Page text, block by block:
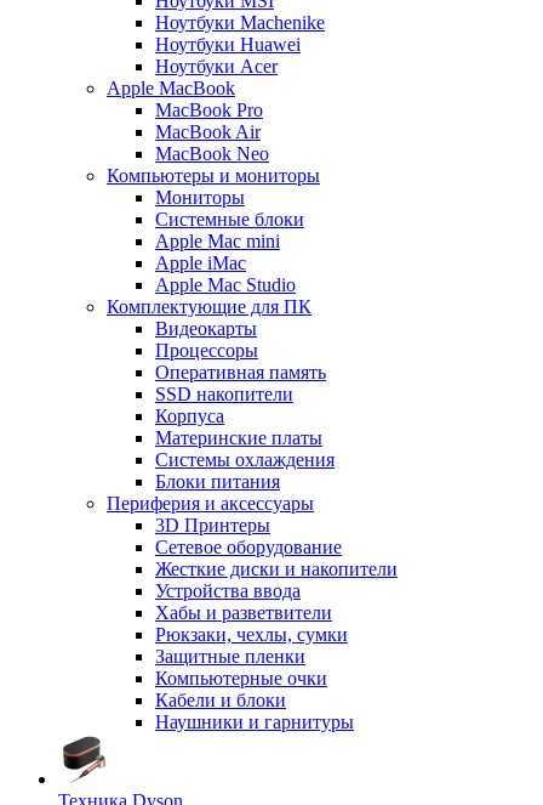
Ноутбуки Machenike
Ноутбуки Huawei
Ноутбуки Acer
Apple MacBook
MacBook Pro
MacBook Air
MacBook Neo
Компьютеры и мониторы
Мониторы
Системные блоки
Apple Mac mini
Apple iMac
Apple Mac Studio
Комплектующие для ПК
Видеокарты
Процессоры
Оперативная память
SSD накопители
Корпуса
Материнские платы
Системы охлаждения
Блоки питания
Периферия и аксессуары
3D Принтеры
Сетевое оборудование
Жесткие диски и накопители
Устройства ввода
Хабы и разветвители
Рюкзаки, чехлы, сумки
Защитные пленки
Компьютерные очки
Кабели и блоки
Наушники и гарнитуры
Техника Dyson